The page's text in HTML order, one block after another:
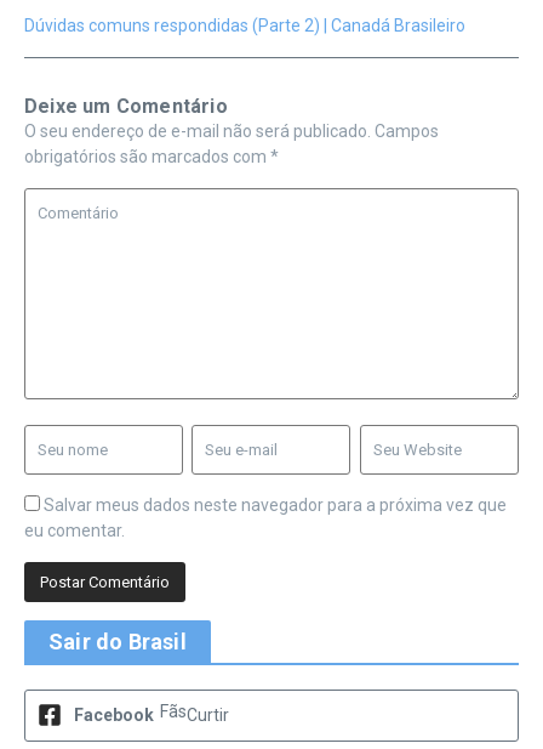
Dúvidas comuns respondidas (Parte 2) | Canadá Brasileiro
Deixe um Comentário
O seu endereço de e-mail não será publicado. Campos
obrigatórios são marcados com *
Salvar meus dados neste navegador para a próxima vez que
eu comentar.
Sair do Brasil
Facebook FãsCurtir